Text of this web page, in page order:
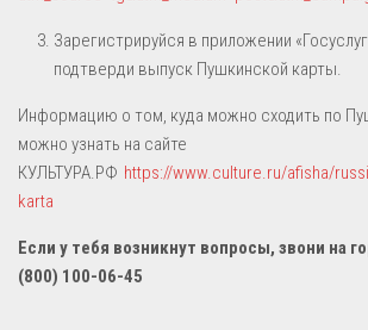
Зарегистрируйся в приложении
подтверди выпуск Пушкинской карты.
Информацию о том, куда можно сходить по
можно узнать на сайте
КУЛЬТУРА.РФ https://www.culture.ru/afisha/
karta
Если у тебя возникнут вопросы, звони на
(800) 100-06-45